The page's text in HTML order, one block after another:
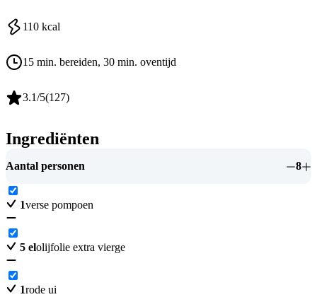
110 kcal
15 min. bereiden, 30 min. oventijd
3.1/5(127)
Ingrediënten
Aantal personen 8
1verse pompoen
5 elolijfolie extra vierge
1rode ui